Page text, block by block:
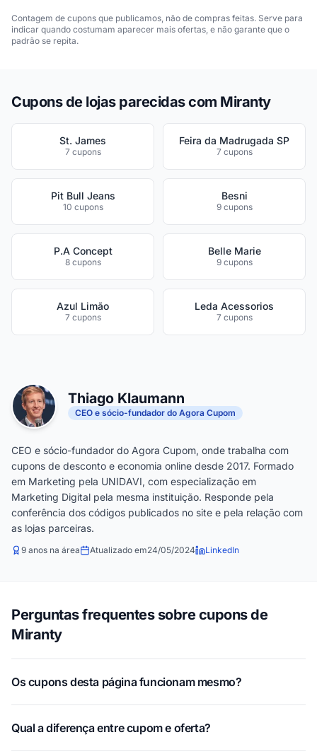
Contagem de cupons que publicamos, não de compras feitas. Serve para
indicar quando costumam aparecer mais ofertas, e não garante que o
padrão se repita.
Cupons de lojas parecidas com Miranty
St. James
7 cupons
Feira da Madrugada SP
7 cupons
Pit Bull Jeans
10 cupons
Besni
9 cupons
P.A Concept
8 cupons
Belle Marie
9 cupons
Azul Limão
7 cupons
Leda Acessorios
7 cupons
Thiago Klaumann
CEO e sócio-fundador do Agora Cupom
CEO e sócio-fundador do Agora Cupom, onde trabalha com
cupons de desconto e economia online desde 2017. Formado
em Marketing pela UNIDAVI, com especialização em
Marketing Digital pela mesma instituição. Responde pela
conferência dos códigos publicados no site e pela relação com
as lojas parceiras.
9 anos na área Atualizado em24/05/2024 LinkedIn
Perguntas frequentes sobre cupons de
Miranty
Os cupons desta página funcionam mesmo?
Qual a diferença entre cupom e oferta?